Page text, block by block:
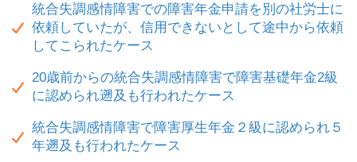
統合失調感情障害での障害年金申請を別の社労士に
依頼していたが、信用できないとして途中から依頼
してこられたケース
20歳前からの統合失調感情障害で障害基礎年金2級
に認められ遡及も行われたケース
統合失調感情障害で障害厚生年金２級に認められ５
年遡及も行われたケース